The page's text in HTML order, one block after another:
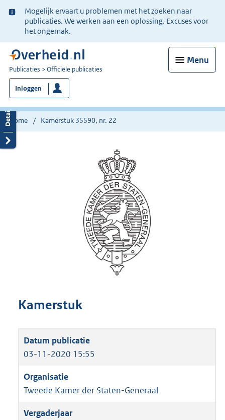
Ter
informatie:
Mogelijk ervaart u problemen met het zoeken naar
publicaties. We werken aan een oplossing. Excuses voor
het ongemak.
Menu
U
bent
nu
hier:
Publicaties Officiële publicaties
Inloggen
Home Kamerstuk 35590, nr. 22
Kamerstuk
03-11-2020 15:55
Tweede Kamer der Staten-Generaal